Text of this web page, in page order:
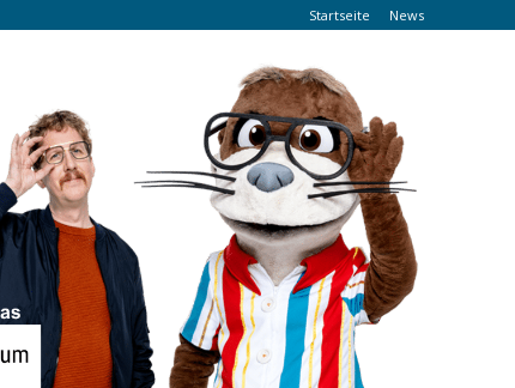
Startseite News